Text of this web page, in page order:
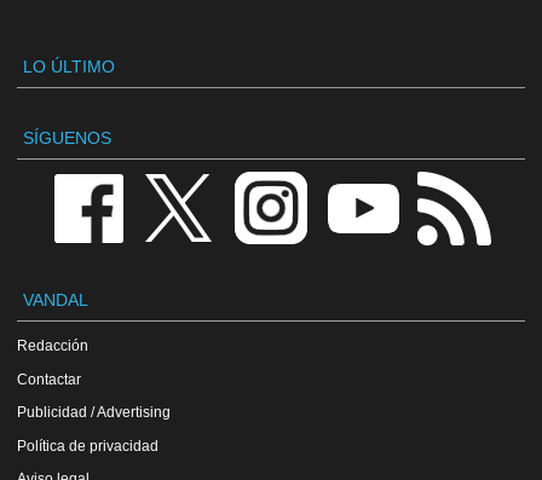
LO ÚLTIMO
SÍGUENOS
VANDAL
Redacción
Contactar
Publicidad / Advertising
Política de privacidad